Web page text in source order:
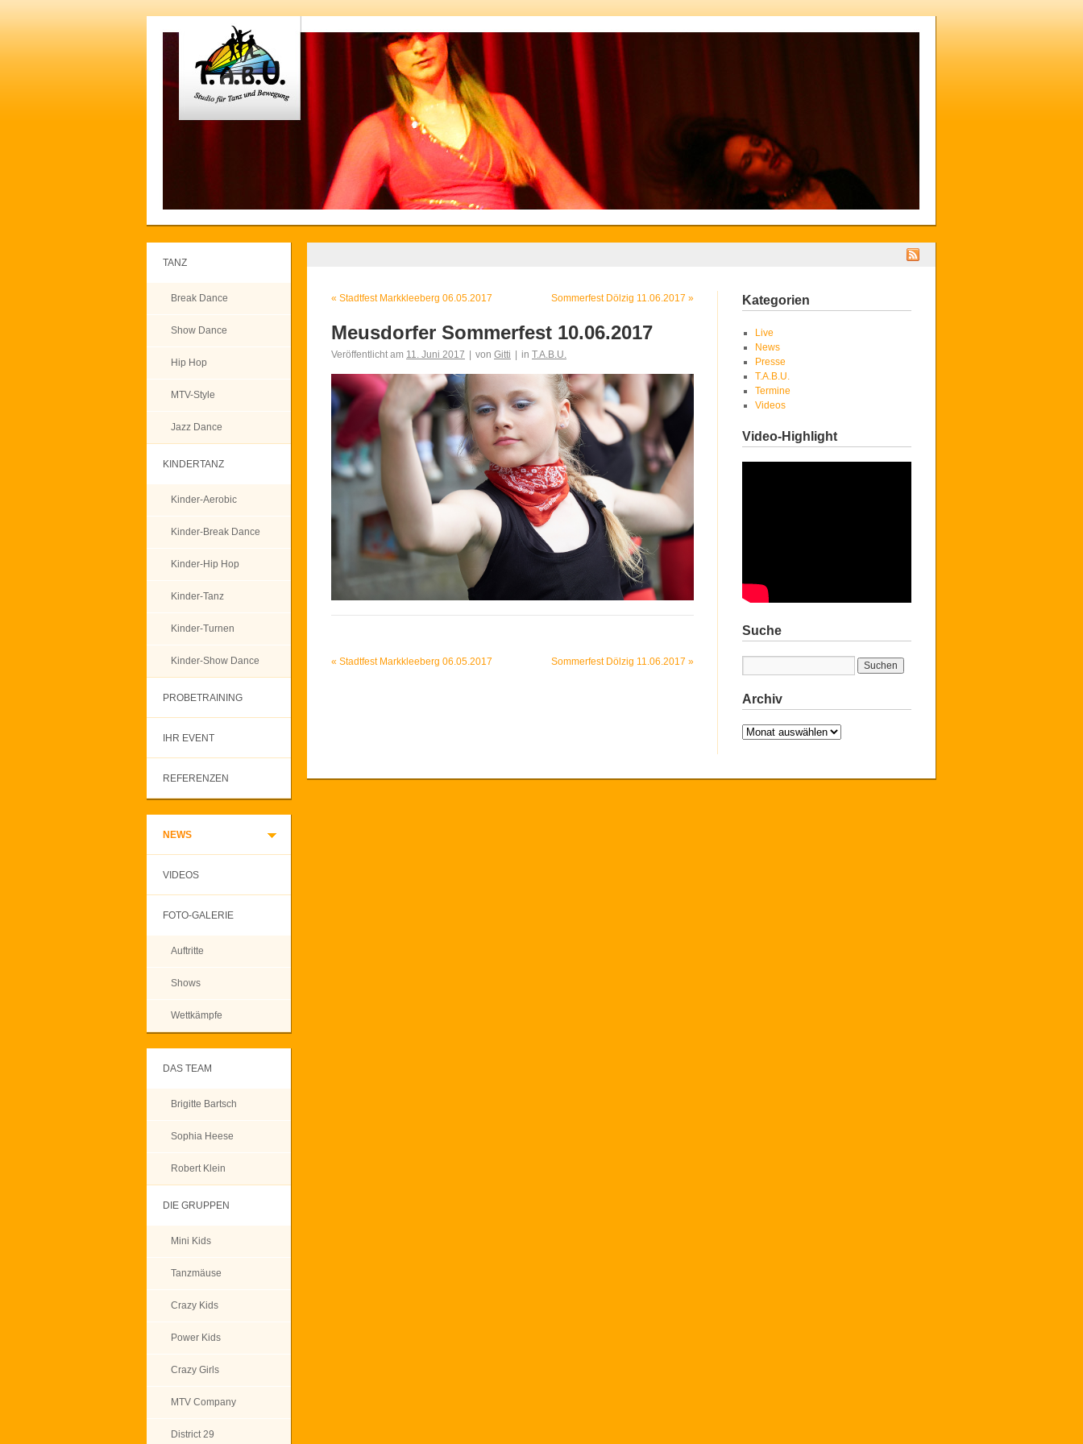
TANZ
Break Dance
Show Dance
Hip Hop
MTV-Style
Jazz Dance
KINDERTANZ
Kinder-Aerobic
Kinder-Break Dance
Kinder-Hip Hop
Kinder-Tanz
Kinder-Turnen
Kinder-Show Dance
PROBETRAINING
IHR EVENT
REFERENZEN
NEWS
VIDEOS
FOTO-GALERIE
Auftritte
Shows
Wettkämpfe
DAS TEAM
Brigitte Bartsch
Sophia Heese
Robert Klein
DIE GRUPPEN
Mini Kids
Tanzmäuse
Crazy Kids
Power Kids
Crazy Girls
MTV Company
District 29
« Stadtfest Markkleeberg 06.05.2017 Sommerfest Dölzig 11.06.2017 »
Meusdorfer Sommerfest 10.06.2017
Veröffentlicht am 11. Juni 2017 von Gitti in T.A.B.U.
« Stadtfest Markkleeberg 06.05.2017 Sommerfest Dölzig 11.06.2017 »
Kategorien
Live
News
Presse
T.A.B.U.
Termine
Videos
Video-Highlight
Suche
Archiv